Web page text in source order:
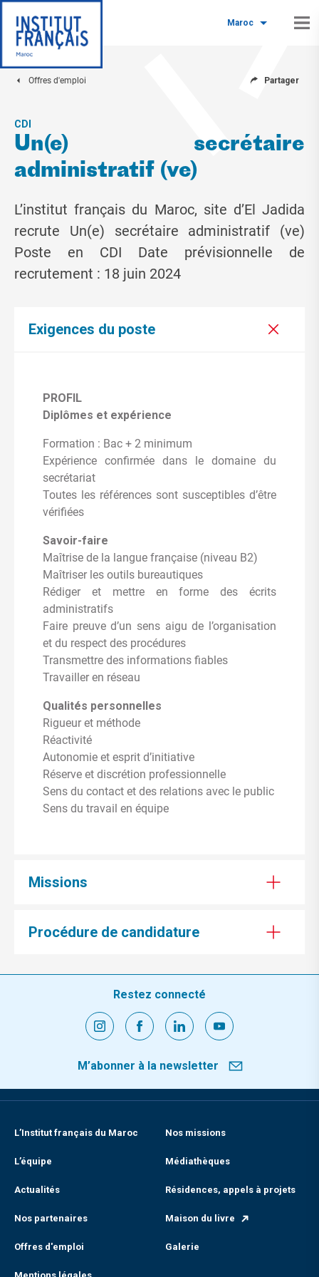
Maroc
Offres d'emploi Partager
CDI
Un(e) secrétaire
administratif (ve)
L’institut français du Maroc, site d’El Jadida
recrute Un(e) secrétaire administratif (ve)
Poste en CDI Date prévisionnelle de
recrutement : 18 juin 2024
Exigences du poste
PROFIL
Diplômes et expérience
Formation : Bac + 2 minimum
Expérience confirmée dans le domaine du
secrétariat
Toutes les références sont susceptibles d’être
vérifiées
Savoir-faire
Maîtrise de la langue française (niveau B2)
Maîtriser les outils bureautiques
Rédiger et mettre en forme des écrits
administratifs
Faire preuve d’un sens aigu de l’organisation
et du respect des procédures
Transmettre des informations fiables
Travailler en réseau
Qualités personnelles
Rigueur et méthode
Réactivité
Autonomie et esprit d’initiative
Réserve et discrétion professionnelle
Sens du contact et des relations avec le public
Sens du travail en équipe
Missions
Procédure de candidature
Restez connecté
M’abonner à la newsletter
L’Institut français du Maroc Nos missions
L’équipe Médiathèques
Actualités Résidences, appels à projets
Nos partenaires Maison du livre
Offres d'emploi Galerie